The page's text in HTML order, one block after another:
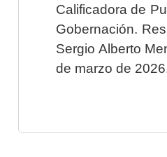
Calificadora de
Gobernación.
Sergio Alberto
de marzo de